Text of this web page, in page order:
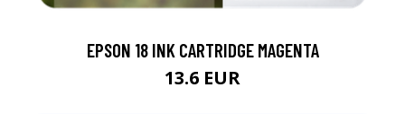
EPSON 18 INK CARTRIDGE MAGENTA
13.6 EUR